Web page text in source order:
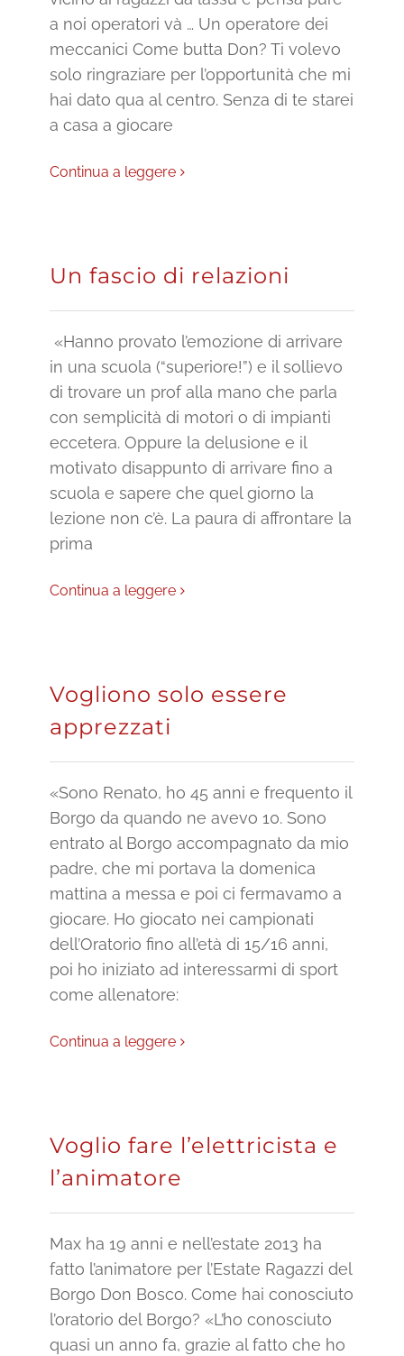
a noi operatori và … Un operatore dei
meccanici Come butta Don? Ti volevo
solo ringraziare per l’opportunità che mi
hai dato qua al centro. Senza di te starei
a casa a giocare
Continua a leggere
Un fascio di relazioni
«Hanno provato l’emozione di arrivare
in una scuola (“superiore!”) e il sollievo
di trovare un prof alla mano che parla
con semplicità di motori o di impianti
eccetera. Oppure la delusione e il
motivato disappunto di arrivare fino a
scuola e sapere che quel giorno la
lezione non c’è. La paura di affrontare la
prima
Continua a leggere
Vogliono solo essere
apprezzati
«Sono Renato, ho 45 anni e frequento il
Borgo da quando ne avevo 10. Sono
entrato al Borgo accompagnato da mio
padre, che mi portava la domenica
mattina a messa e poi ci fermavamo a
giocare. Ho giocato nei campionati
dell’Oratorio fino all’età di 15/16 anni,
poi ho iniziato ad interessarmi di sport
come allenatore:
Continua a leggere
Voglio fare l’elettricista e
l’animatore
Max ha 19 anni e nell’estate 2013 ha
fatto l’animatore per l’Estate Ragazzi del
Borgo Don Bosco. Come hai conosciuto
l’oratorio del Borgo? «L’ho conosciuto
quasi un anno fa, grazie al fatto che ho